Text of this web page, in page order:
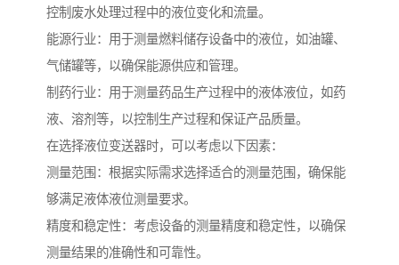
控制废水处理过程中的液位变化和流量。
能源行业：用于测量燃料储存设备中的液位，如油罐、
气储罐等，以确保能源供应和管理。
制药行业：用于测量药品生产过程中的液体液位，如药
液、溶剂等，以控制生产过程和保证产品质量。
在选择液位变送器时，可以考虑以下因素：
测量范围：根据实际需求选择适合的测量范围，确保能
够满足液体液位测量要求。
精度和稳定性：考虑设备的测量精度和稳定性，以确保
测量结果的准确性和可靠性。